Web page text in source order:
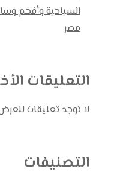
السياحية وأفخم
مصر
التعليقات
لا توجد تعليقات
التصنيفات